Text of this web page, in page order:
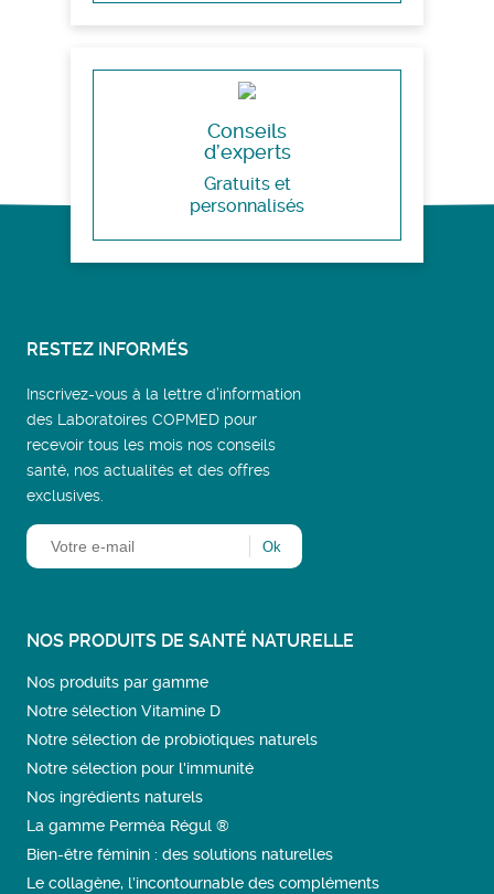
Conseils
d’experts
Gratuits et
personnalisés
RESTEZ INFORMÉS
Inscrivez-vous à la lettre d’information
des Laboratoires COPMED pour
recevoir tous les mois nos conseils
santé, nos actualités et des offres
exclusives.
NOS PRODUITS DE SANTÉ NATURELLE
Nos produits par gamme
Notre sélection Vitamine D
Notre sélection de probiotiques naturels
Notre sélection pour l'immunité
Nos ingrédients naturels
La gamme Perméa Régul ®
Bien-être féminin : des solutions naturelles
Le collagène, l’incontournable des compléments